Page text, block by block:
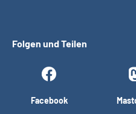
Folgen und Teilen
Facebook